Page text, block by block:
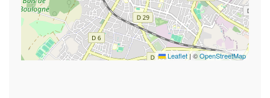
Leaflet |©OpenStreetMap